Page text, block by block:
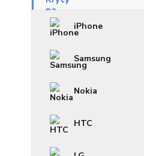
iPhone
Samsung
Nokia
HTC